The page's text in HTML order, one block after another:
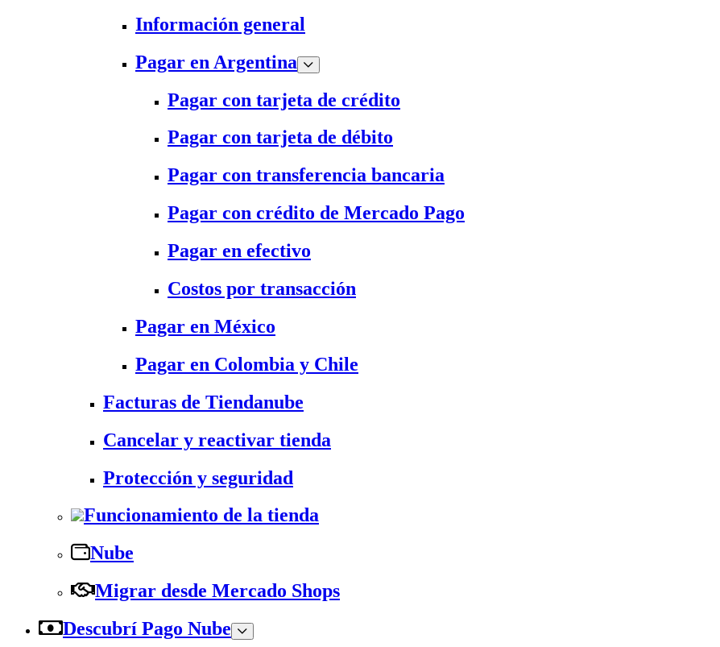
Información general
Pagar en Argentina
Pagar con tarjeta de crédito
Pagar con tarjeta de débito
Pagar con transferencia bancaria
Pagar con crédito de Mercado Pago
Pagar en efectivo
Costos por transacción
Pagar en México
Pagar en Colombia y Chile
Facturas de Tiendanube
Cancelar y reactivar tienda
Protección y seguridad
Funcionamiento de la tienda
Nube
Migrar desde Mercado Shops
Descubrí Pago Nube